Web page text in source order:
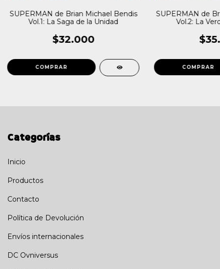
SUPERMAN de Brian Michael Bendis
Vol.1: La Saga de la Unidad
$32.000
SUPERMAN de
Vol.2: La
Categorías
Inicio
Productos
Contacto
Política de Devolución
Envíos internacionales
DC Ovniversus